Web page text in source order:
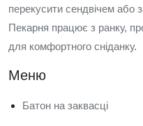
перекусити сендвічем або
Пекарня працює з ранку,
для комфортного сніданку.
Меню
Батон на заквасці